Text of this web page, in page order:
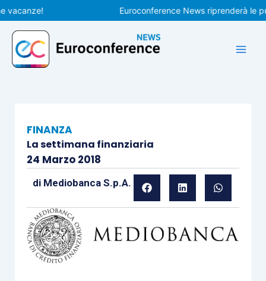
Vai
al
contenuto
Euroconference News riprenderà le
FINANZA
La settimana finanziaria
24 Marzo 2018
di Mediobanca S.p.A.